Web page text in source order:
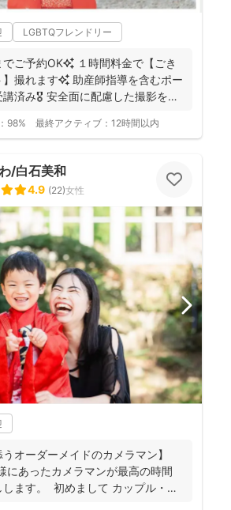
LGBTQフレンドリー
ご予約OK✨ １時間料金で【ごき
】撮れます✨ 助産師指導を含むポー
済み🎖️ 安全面に配慮した撮影を行
98% 最終アクティブ： 12時間以内
/白石美和
4.9 (22)女性
うオーダーメイドのカメラマン】
にあったカメラマンが最高の時間
します。 初めまして カップル・